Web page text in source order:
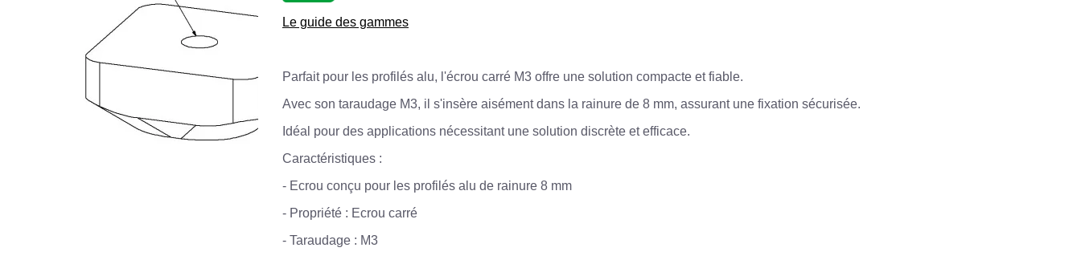
Le guide des gammes
Parfait pour les profilés alu, l'écrou carré M3 offre une solution compacte et fiable.
Avec son taraudage M3, il s'insère aisément dans la rainure de 8 mm, assurant une fixation sécurisée.
Idéal pour des applications nécessitant une solution discrète et efficace.
Caractéristiques :
- Ecrou conçu pour les profilés alu de rainure 8 mm
- Propriété : Ecrou carré
- Taraudage : M3